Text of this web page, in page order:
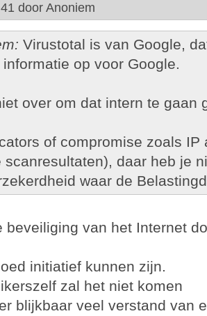
door Anoniem
Virustotal is van Google,
op voor Google.
over om dat intern te gaan
of compromise zoals
scanresultaten), daar heb je
waar de
beveiliging van het Internet
initiatief kunnen zijn.
zal het niet komen
blijkbaar veel verstand van